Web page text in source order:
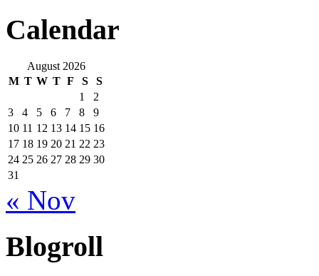
Calendar
August 2026
M T W T F S
S
1
2
3
4 5 6 7 8
9
10 11 12 13 14 15 16
17 18 19 20 21 22 23
24 25 26 27 28 29 30
31
« Nov
Blogroll